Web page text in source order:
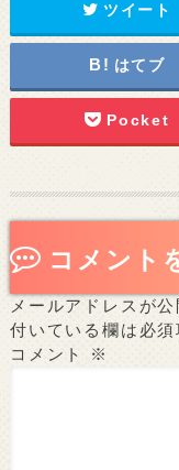
ツイート
はてブ
Pocket
コメント
メールアドレスが
付いている欄は必須
コメント
※